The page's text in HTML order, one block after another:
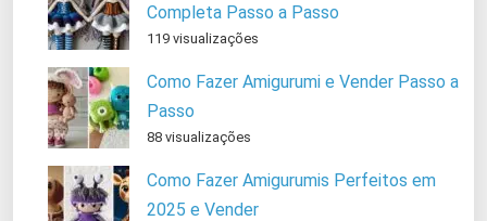
Completa Passo a Passo
119 visualizações
Como Fazer Amigurumi e Vender Passo a
Passo
88 visualizações
Como Fazer Amigurumis Perfeitos em
2025 e Vender